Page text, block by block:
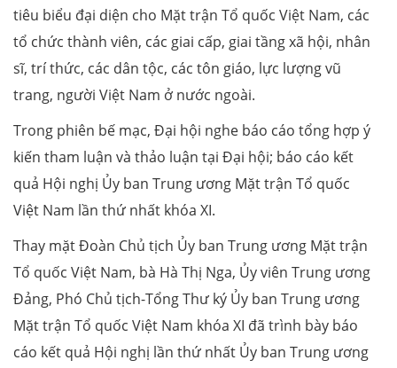
tiêu biểu đại diện cho Mặt trận Tổ quốc Việt Nam, các
tổ chức thành viên, các giai cấp, giai tầng xã hội, nhân
sĩ, trí thức, các dân tộc, các tôn giáo, lực lượng vũ
trang, người Việt Nam ở nước ngoài.
Trong phiên bế mạc, Đại hội nghe báo cáo tổng hợp ý
kiến tham luận và thảo luận tại Đại hội; báo cáo kết
quả Hội nghị Ủy ban Trung ương Mặt trận Tổ quốc
Việt Nam lần thứ nhất khóa XI.
Thay mặt Đoàn Chủ tịch Ủy ban Trung ương Mặt trận
Tổ quốc Việt Nam, bà Hà Thị Nga, Ủy viên Trung ương
Đảng, Phó Chủ tịch-Tổng Thư ký Ủy ban Trung ương
Mặt trận Tổ quốc Việt Nam khóa XI đã trình bày báo
cáo kết quả Hội nghị lần thứ nhất Ủy ban Trung ương